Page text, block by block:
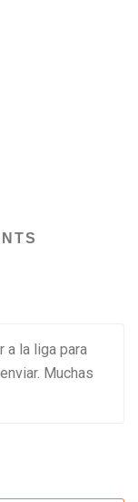
a la liga para
Muchas